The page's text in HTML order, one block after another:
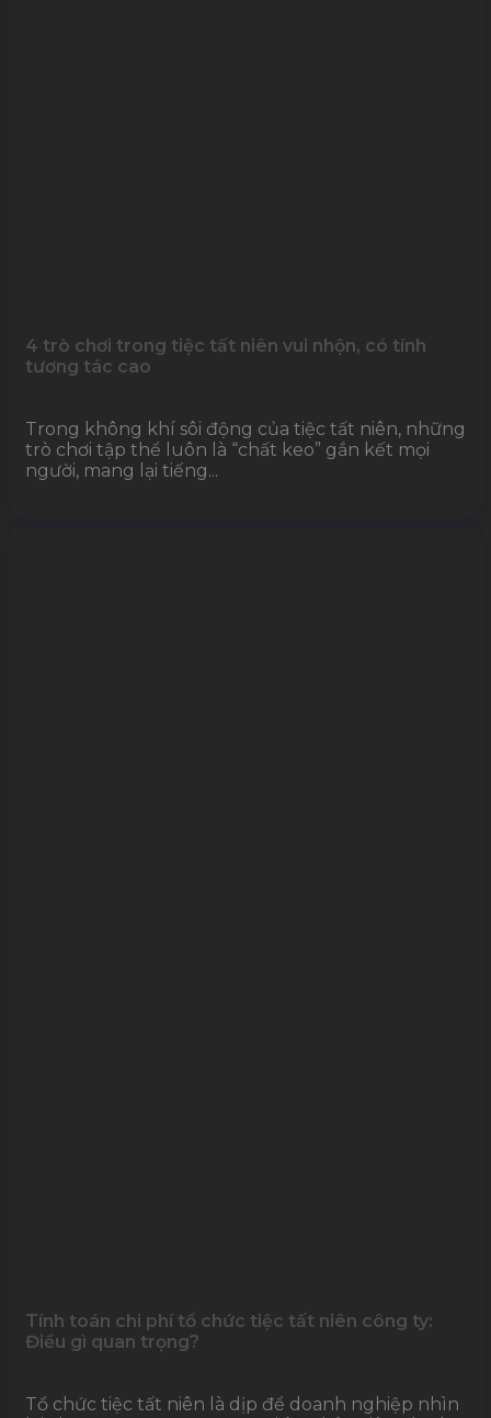
4 trò chơi trong tiệc tất niên vui nhộn, có tính
tương tác cao
Trong không khí sôi động của tiệc tất niên, những
trò chơi tập thể luôn là “chất keo” gắn kết mọi
người, mang lại tiếng...
Tính toán chi phí tổ chức tiệc tất niên công ty:
Điều gì quan trọng?
Tổ chức tiệc tất niên là dịp để doanh nghiệp nhìn